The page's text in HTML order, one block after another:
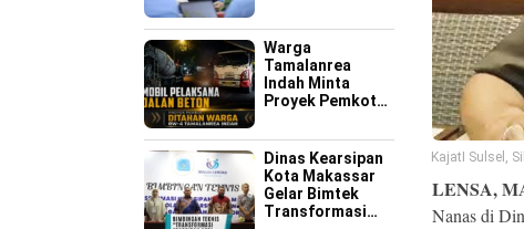
PSEL Sesuai
Regulasi
Warga
Tamalanrea
Indah Minta
Proyek Pemkot
Transparan,
Musyawarah
Berakhir dengan
Kesepakatan
Dinas Kearsipan
Kota Makassar
Gelar Bimtek
Transformasi
KajatI Sulsel,
LENSA,
Nanas di